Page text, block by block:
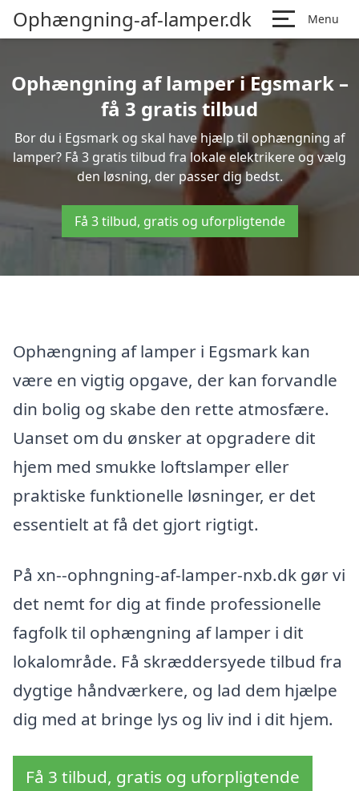
Ophængning-af-lamper.dk Menu
Ophængning af lamper i Egsmark –
få 3 gratis tilbud
Bor du i Egsmark og skal have hjælp til ophængning af
lamper? Få 3 gratis tilbud fra lokale elektrikere og vælg
den løsning, der passer dig bedst.
Få 3 tilbud, gratis og uforpligtende
Ophængning af lamper i Egsmark kan
være en vigtig opgave, der kan forvandle
din bolig og skabe den rette atmosfære.
Uanset om du ønsker at opgradere dit
hjem med smukke loftslamper eller
praktiske funktionelle løsninger, er det
essentielt at få det gjort rigtigt.
På xn--ophngning-af-lamper-nxb.dk gør vi
det nemt for dig at finde professionelle
fagfolk til ophængning af lamper i dit
lokalområde. Få skræddersyede tilbud fra
dygtige håndværkere, og lad dem hjælpe
dig med at bringe lys og liv ind i dit hjem.
Få 3 tilbud, gratis og uforpligtende